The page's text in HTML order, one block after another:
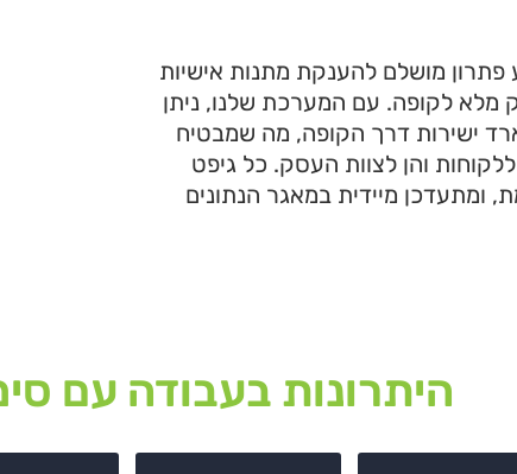
פתרון מושלם להענקת מתנות אישיות
מלא לקופה. עם המערכת שלנו, ניתן
ישירות דרך הקופה, מה שמבטיח
והן לצוות העסק. כל גיפט
ומתעדכן מיידית במאגר הנתונים
היתרונות בעבודה עם